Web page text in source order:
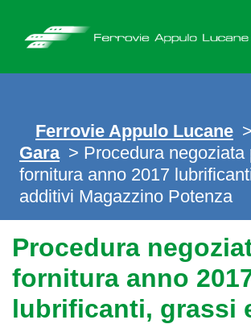
content
Ferrovie Appulo Lucane >
Gara > Procedura negoziata
fornitura anno 2017
additivi Magazzino Potenza
Procedura
fornitura anno
lubrificanti, grassi